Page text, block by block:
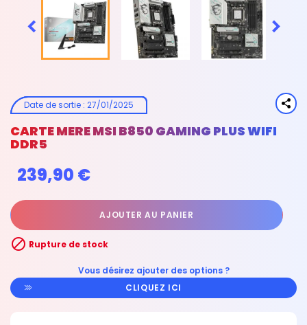
 
Date de sortie : 27/01/2025
CARTE MERE MSI B850 GAMING PLUS WIFI
DDR5
239,90 €
AJOUTER AU PANIER
 Rupture de stock
Vous désirez ajouter des options ?
CLIQUEZ ICI